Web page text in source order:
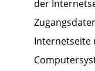
der
Internetseite